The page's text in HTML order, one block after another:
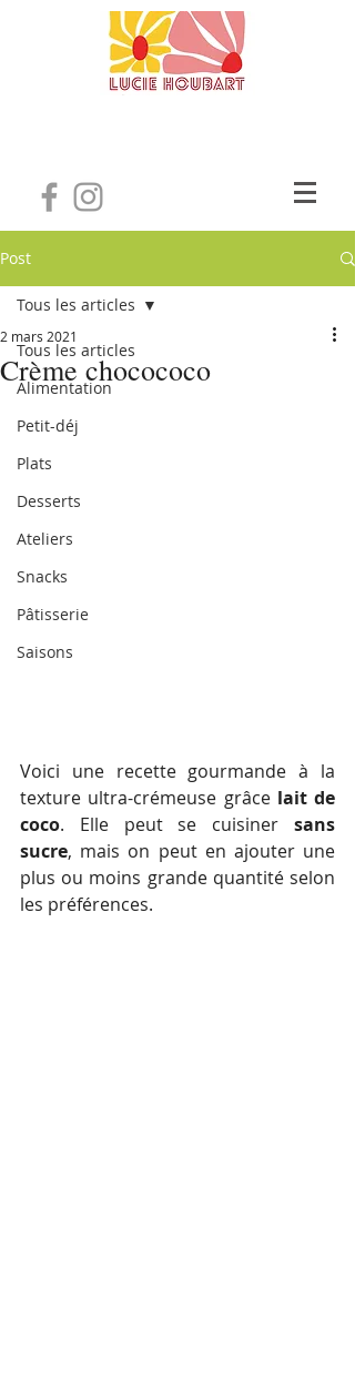
Post
Tous les articles
Alimentation
Petit-déj
Plats
Desserts
Ateliers
Snacks
Pâtisserie
Saisons
Tous les articles
Crème chocococo
2 mars 2021
Voici une recette gourmande à la
texture ultra-crémeuse grâce lait de
coco. Elle peut se cuisiner sans
sucre, mais on peut en ajouter une
plus ou moins grande quantité selon
les préférences.